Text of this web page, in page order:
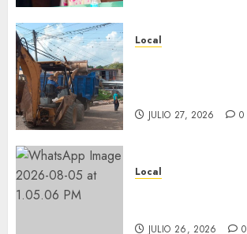
Local
JULIO 27, 2026 0
Local
JULIO 26, 2026 0